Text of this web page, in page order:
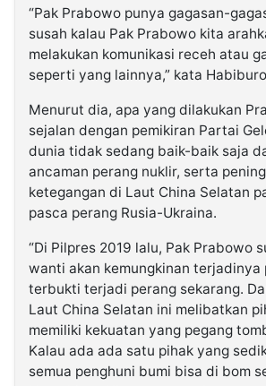
“Pak Prabowo punya gagasan-
susah kalau Pak Prabowo kita
melakukan komunikasi receh atau
seperti yang lainnya,” kata
Menurut dia, apa yang dilakukan
sejalan dengan pemikiran Partai
dunia tidak sedang baik-baik saja
ancaman perang nuklir, serta
ketegangan di Laut China Selatan
pasca perang Rusia-Ukraina.
“Di Pilpres 2019 lalu, Pak Prabowo
wanti akan kemungkinan terjadinya
terbukti terjadi perang sekarang.
Laut China Selatan ini melibatkan
memiliki kekuatan yang pegang
Kalau ada ada satu pihak yang
semua penghuni bumi bisa di bom